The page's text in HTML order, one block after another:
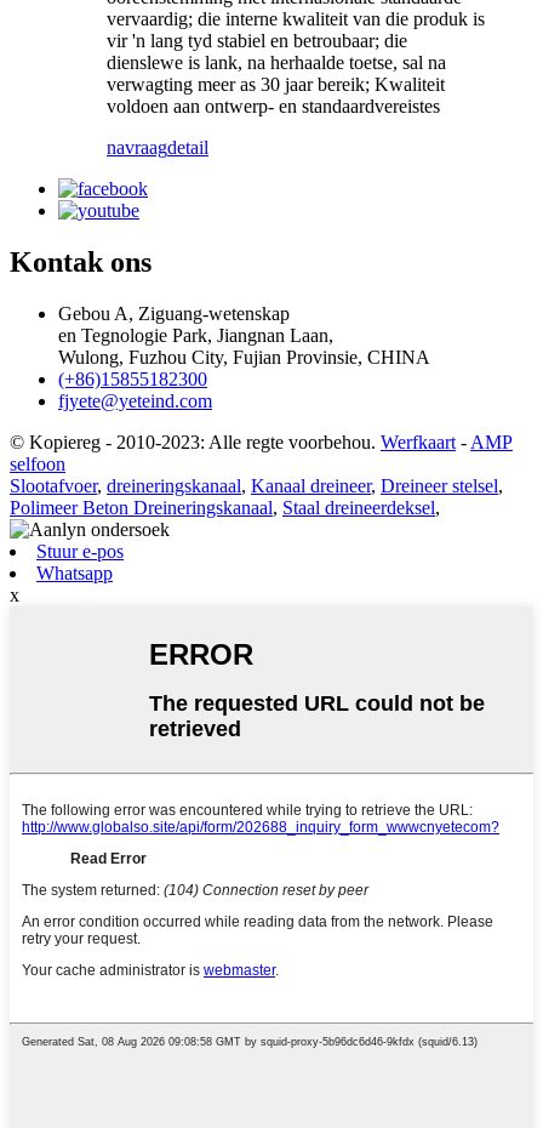
vervaardig; die interne kwaliteit van die produk is
vir 'n lang tyd stabiel en betroubaar; die
dienslewe is lank, na herhaalde toetse, sal na
verwagting meer as 30 jaar bereik; Kwaliteit
voldoen aan ontwerp- en standaardvereistes
navraagdetail
Kontak ons
Gebou A, Ziguang-wetenskap
en Tegnologie Park, Jiangnan Laan,
Wulong, Fuzhou City, Fujian Provinsie, CHINA
(+86)15855182300
fjyete@yeteind.com
© Kopiereg - 2010-2023: Alle regte voorbehou. Werfkaart - AMP
selfoon
Slootafvoer, dreineringskanaal, Kanaal dreineer, Dreineer stelsel,
Polimeer Beton Dreineringskanaal, Staal dreineerdeksel,
Stuur e-pos
Whatsapp
x